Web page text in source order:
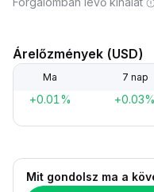
Árelőzmények (USD)
Ma 7 nap
+0.01% +0.03%
Mit gondolsz ma a